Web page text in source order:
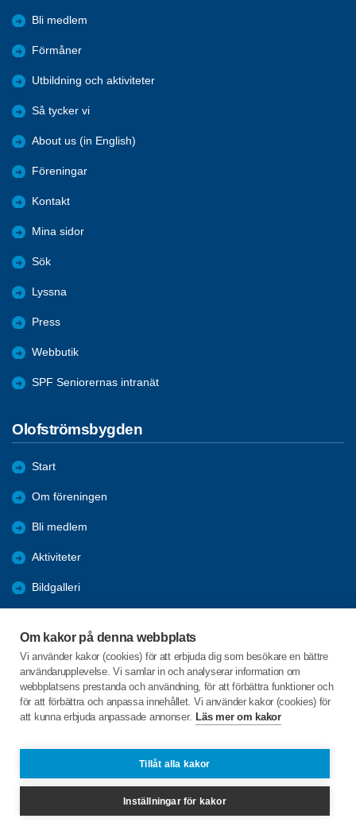
Om kakor på denna webbplats
Vi använder kakor (cookies) för att erbjuda dig som besökare en bättre
användarupplevelse. Vi samlar in och analyserar information om
webbplatsens prestanda och användning, för att förbättra funktioner och
för att förbättra och anpassa innehållet. Vi använder kakor (cookies) för
att kunna erbjuda anpassade annonser. Läs mer om kakor
Tillåt alla kakor
Inställningar för kakor
Bli medlem
Förmåner
Utbildning och aktiviteter
Så tycker vi
About us (in English)
Föreningar
Kontakt
Mina sidor
Sök
Lyssna
Press
Webbutik
SPF Seniorernas intranät
Olofströmsbygden
Start
Om föreningen
Bli medlem
Aktiviteter
Bildgalleri
Rapporter
Årsmöten
C/o:Ingvar Wramsmyr
olofstromsbygden@spfseniorerna.se